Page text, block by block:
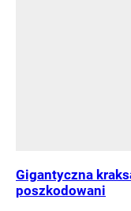
Gigantyczna
poszkodowani